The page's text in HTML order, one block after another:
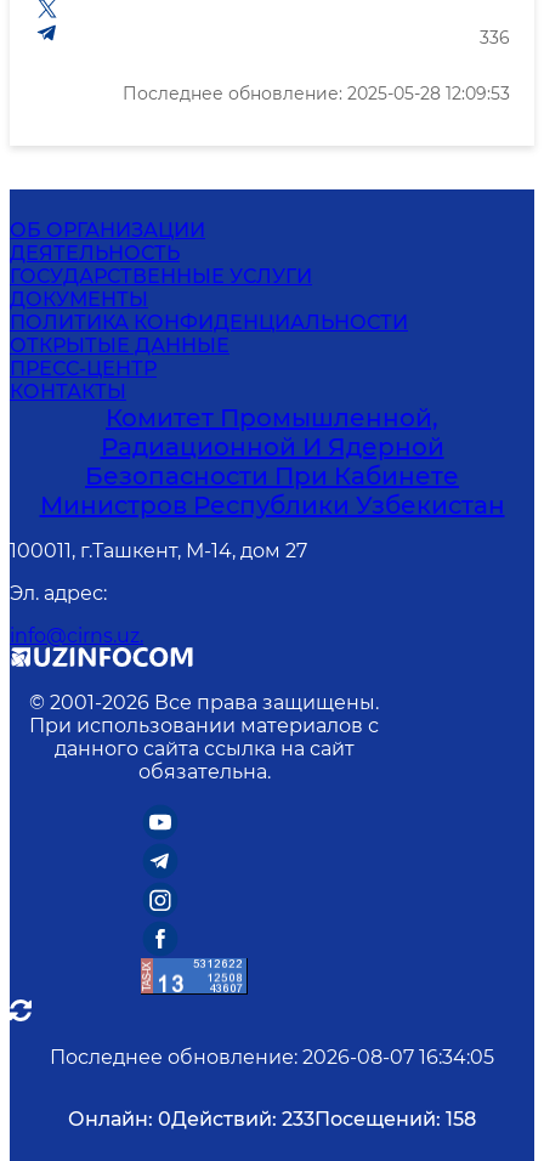
336
Последнее обновление: 2025-05-28 12:09:53
ОБ ОРГАНИЗАЦИИ
ДЕЯТЕЛЬНОСТЬ
ГОСУДАРСТВЕННЫЕ УСЛУГИ
ДОКУМЕНТЫ
ПОЛИТИКА КОНФИДЕНЦИАЛЬНОСТИ
ОТКРЫТЫЕ ДАННЫЕ
ПРЕСС-ЦЕНТР
КОНТАКТЫ
Комитет Промышленной,
Радиационной И Ядерной
Безопасности При Кабинете
Министров Республики Узбекистан
100011, г.Ташкент, М-14, дом 27
Эл. адрес:
info@cirns.uz.
© 2001-2026 Все права защищены.
При использовании материалов с
данного сайта ссылка на сайт
обязательна.
Последнее обновление: 2026-08-07 16:34:05
Онлайн: 0Действий: 233Посещений: 158